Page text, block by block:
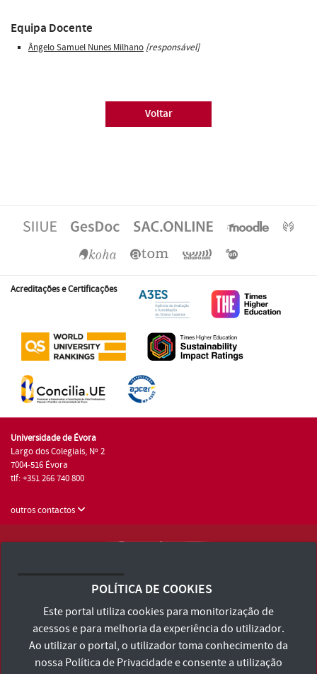
Equipa Docente
Ângelo Samuel Nunes Milhano [responsável]
Voltar
Acreditações e Certificações
Universidade de Évora
Largo dos Colegiais, Nº 2
7004-516 Évora
tlf: +351 266 740 800
outros contactos
Consulte os Termos e Condições e Política de Privacidade
Declaração de Acessibilidade
POLÍTICA DE COOKIES
Este portal utiliza cookies para monitorização de
acessos e para melhoria da experiência do utilizador.
Ao utilizar o portal, o utilizador toma conhecimento da
nossa Política de Privacidadee consente a utilização